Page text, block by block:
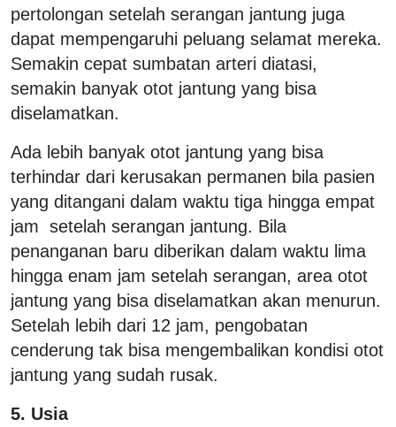
pertolongan setelah serangan jantung juga
dapat mempengaruhi peluang selamat mereka.
Semakin cepat sumbatan arteri diatasi,
semakin banyak otot jantung yang bisa
diselamatkan.
Ada lebih banyak otot jantung yang bisa
terhindar dari kerusakan permanen bila pasien
yang ditangani dalam waktu tiga hingga empat
jam setelah serangan jantung. Bila
penanganan baru diberikan dalam waktu lima
hingga enam jam setelah serangan, area otot
jantung yang bisa diselamatkan akan menurun.
Setelah lebih dari 12 jam, pengobatan
cenderung tak bisa mengembalikan kondisi otot
jantung yang sudah rusak.
5. Usia